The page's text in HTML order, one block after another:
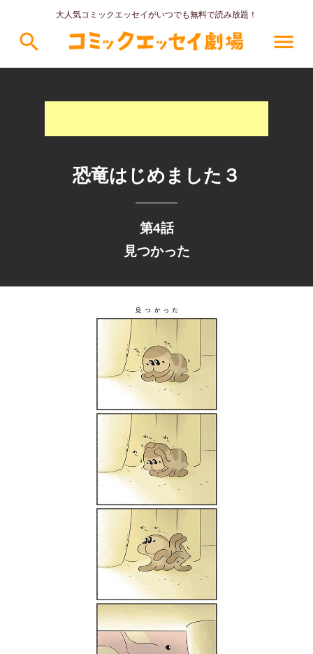
大人気コミックエッセイがいつでも無料で読み放題！
search menu
恐竜はじめました３
第4話
見つかった